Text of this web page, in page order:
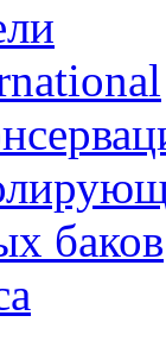
баков